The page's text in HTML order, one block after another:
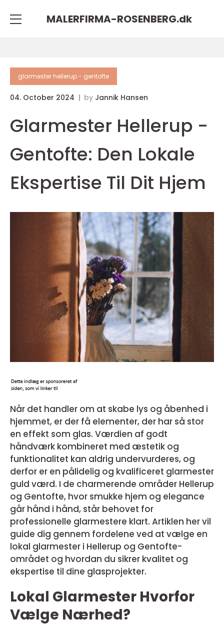
MALERFIRMA-ROSENBERG.dk
glarmester hellerup - gentofte
04. October 2024 by Jannik Hansen
Glarmester Hellerup -
Gentofte: Den Lokale
Ekspertise Til Dit Hjem
Når det handler om at skabe lys og åbenhed i
hjemmet, er der få elementer, der har så stor
en effekt som glas. Værdien af godt
håndværk kombineret med æstetik og
funktionalitet kan aldrig undervurderes, og
derfor er en pålidelig og kvalificeret glarmester
guld værd. I de charmerende områder Hellerup
og Gentofte, hvor smukke hjem og elegance
går hånd i hånd, står behovet for
professionelle glarmestere klart. Artiklen her vil
guide dig gennem fordelene ved at vælge en
lokal glarmester i Hellerup og Gentofte-
området og hvordan du sikrer kvalitet og
ekspertise til dine glasprojekter.
Lokal Glarmester Hvorfor
Vælge Nærhed?